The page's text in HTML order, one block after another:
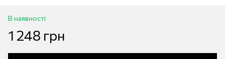
В наявності
1 248 грн